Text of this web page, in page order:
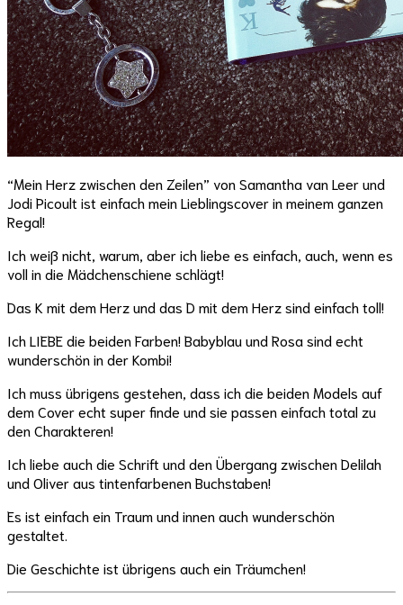
“Mein Herz zwischen den Zeilen” von Samantha van Leer und
Jodi Picoult ist einfach mein Lieblingscover in meinem ganzen
Regal!
Ich weiß nicht, warum, aber ich liebe es einfach, auch, wenn es
voll in die Mädchenschiene schlägt!
Das K mit dem Herz und das D mit dem Herz sind einfach toll!
Ich LIEBE die beiden Farben! Babyblau und Rosa sind echt
wunderschön in der Kombi!
Ich muss übrigens gestehen, dass ich die beiden Models auf
dem Cover echt super finde und sie passen einfach total zu
den Charakteren!
Ich liebe auch die Schrift und den Übergang zwischen Delilah
und Oliver aus tintenfarbenen Buchstaben!
Es ist einfach ein Traum und innen auch wunderschön
gestaltet.
Die Geschichte ist übrigens auch ein Träumchen!